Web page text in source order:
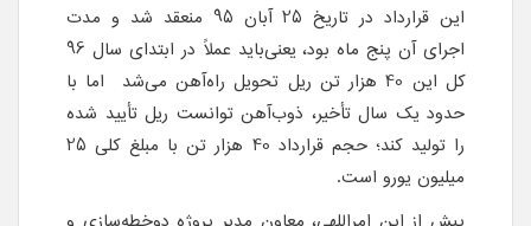
این قرارداد در تاریخ 25 آبان 95 منعقد شد و مدت
اجرای آن پنج ماه بود، یعنی‌باید عملاً در ابتدای سال 96
کل این 40 هزار تن ریل تحویل راه‌آهن می‌شد اما با
حدود یک سال تأخیر، ذوب‌آهن توانست‌ ریل تأیید شده
را تولید کند؛ حجم قرارداد 40 هزار تن با مبلغ کلی 25
میلیون یورو است.